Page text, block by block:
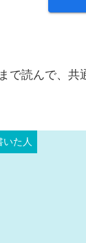
で読んで、